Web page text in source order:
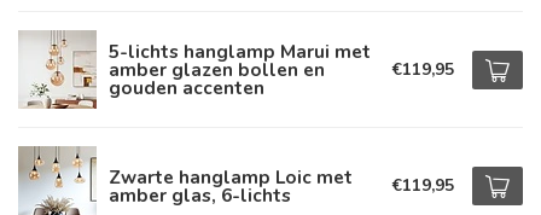
5-lichts hanglamp Marui met
amber glazen bollen en
gouden accenten
€119,95
Zwarte hanglamp Loic met
amber glas, 6-lichts €119,95